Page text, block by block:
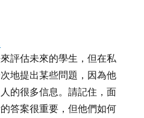
評估未來的學生，但在私
地提出某些問題，因為他
的很多信息。請記住，面
答案很重要，但他們如何